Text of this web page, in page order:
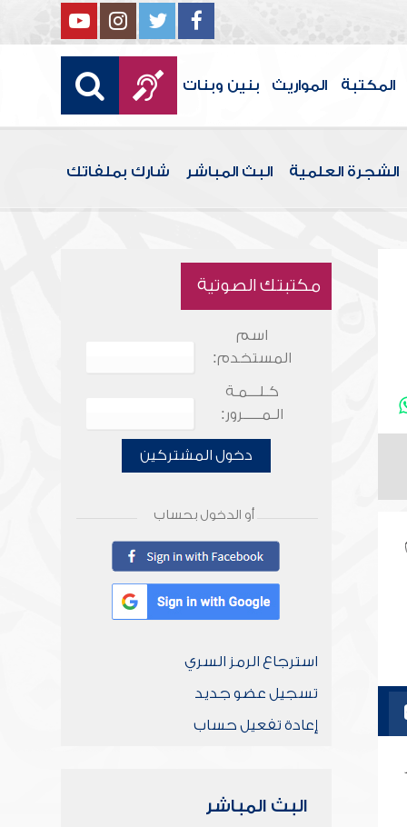
المكتبة المواريث بنين وبنات
الشجرة العلمية البث المباشر شارك بملفاتك
مكتبتك الصوتية
اسم
المستخدم:
كـلـــمـة
الـمـــــرور:
دخول المشتركين
أو الدخول بحساب
استرجاع الرمز السري
تسجيل عضو جديد
إعادة تفعيل حساب
البث المباشر